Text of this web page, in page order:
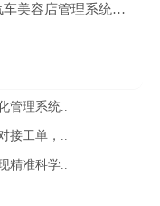
美容店管理系统在汽车
管理系统..
接工单，..
精准科学..